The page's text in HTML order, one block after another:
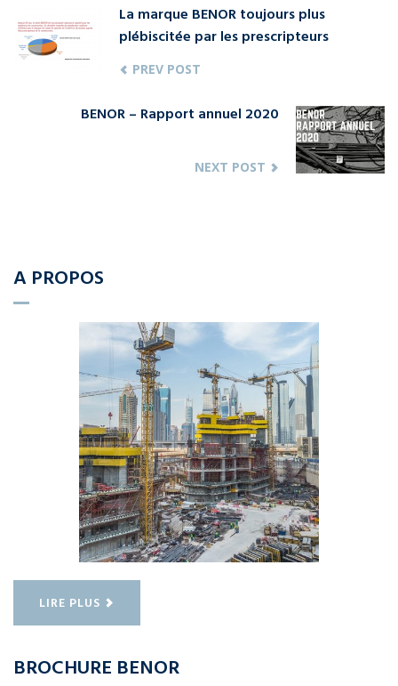
La marque BENOR toujours plus
plébiscitée par les prescripteurs
PREV POST
BENOR – Rapport annuel 2020
NEXT POST
A PROPOS
LIRE PLUS
BROCHURE BENOR